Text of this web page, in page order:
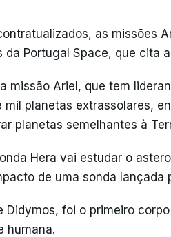
as missões
Portugal Space, que cita a
missão Ariel, que tem
planetas extrassolares,
planetas semelhantes à
Hera vai estudar o
de uma sonda lançada
foi o primeiro
humana.